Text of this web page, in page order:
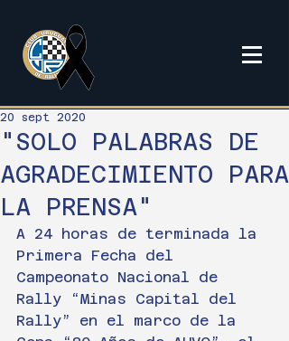
"SOLO PALABRAS DE
AGRADECIMIENTO PARA
LA PRENSA"
20 sept 2020
A 24 horas de terminada la
Primera Fecha del
Campeonato Nacional de
Rally “Minas Capital del
Rally” en el marco de la